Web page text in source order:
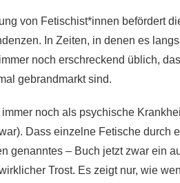
von Fetischist*innen befördert
In Zeiten, in denen es
noch erschreckend üblich,
gebrandmarkt sind.
noch als psychische
Dass einzelne Fetische durch
genanntes – Buch jetzt zwar ein
Trost. Es zeigt nur, wie